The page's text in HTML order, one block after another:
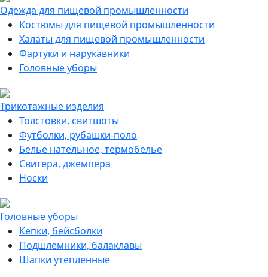
Одежда для пищевой промышленности
Костюмы для пищевой промышленности
Халаты для пищевой промышленности
Фартуки и нарукавники
Головные уборы
Трикотажные изделия
Толстовки, свитшоты
Футболки, рубашки-поло
Белье нательное, термобелье
Свитера, джемпера
Носки
Головные уборы
Кепки, бейсболки
Подшлемники, балаклавы
Шапки утепленные